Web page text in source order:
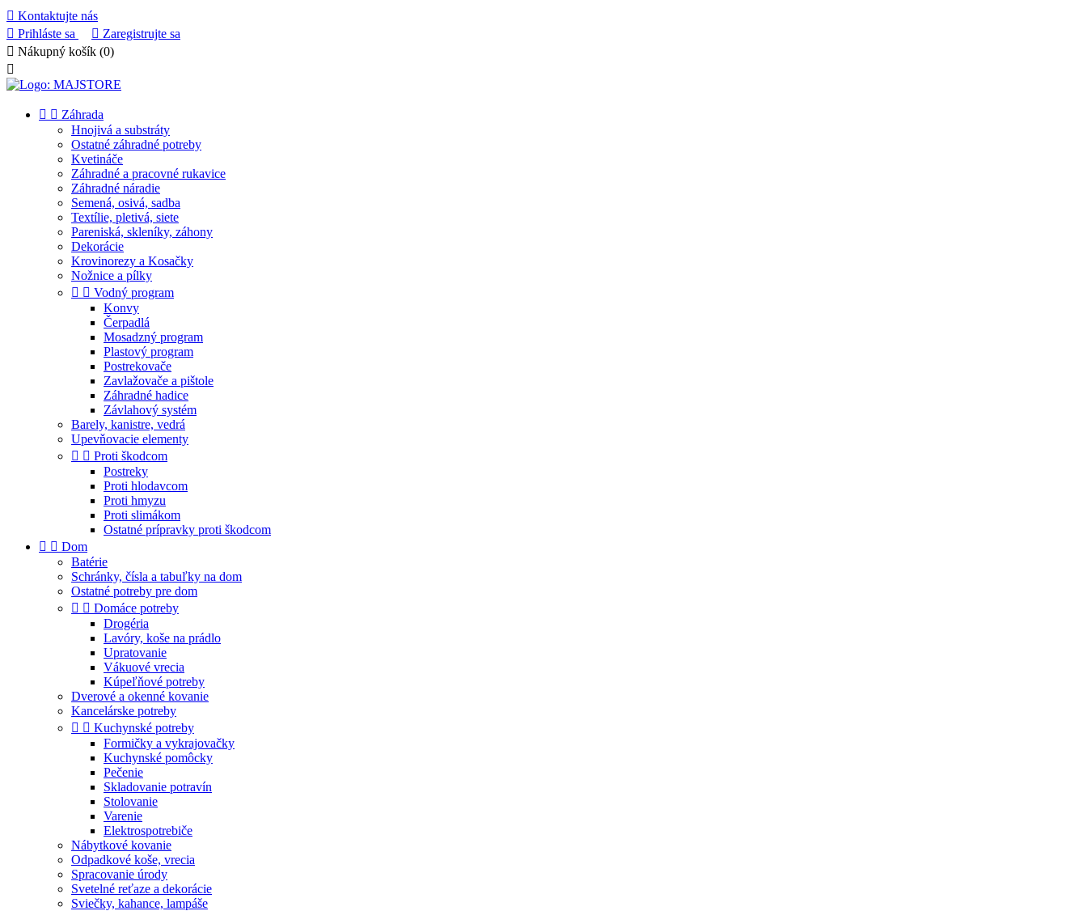
 Kontaktujte nás
 Prihláste sa  Zaregistrujte sa
 Nákupný košík (0)

  Záhrada
Hnojivá a substráty
Ostatné záhradné potreby
Kvetináče
Záhradné a pracovné rukavice
Záhradné náradie
Semená, osivá, sadba
Textílie, pletivá, siete
Pareniská, skleníky, záhony
Dekorácie
Krovinorezy a Kosačky
Nožnice a pílky
  Vodný program
Konvy
Čerpadlá
Mosadzný program
Plastový program
Postrekovače
Zavlažovače a pištole
Záhradné hadice
Závlahový systém
Barely, kanistre, vedrá
Upevňovacie elementy
  Proti škodcom
Postreky
Proti hlodavcom
Proti hmyzu
Proti slimákom
Ostatné prípravky proti škodcom
  Dom
Batérie
Schránky, čísla a tabuľky na dom
Ostatné potreby pre dom
  Domáce potreby
Drogéria
Lavóry, koše na prádlo
Upratovanie
Vákuové vrecia
Kúpeľňové potreby
Dverové a okenné kovanie
Kancelárske potreby
  Kuchynské potreby
Formičky a vykrajovačky
Kuchynské pomôcky
Pečenie
Skladovanie potravín
Stolovanie
Varenie
Elektrospotrebiče
Nábytkové kovanie
Odpadkové koše, vrecia
Spracovanie úrody
Svetelné reťaze a dekorácie
Sviečky, kahance, lampáše